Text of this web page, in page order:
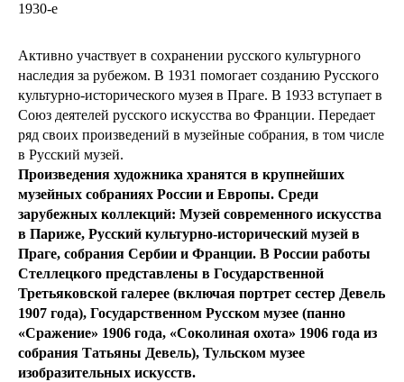
1930-е
Активно участвует в сохранении русского культурного
наследия за рубежом. В 1931 помогает созданию Русского
культурно-исторического музея в Праге. В 1933 вступает в
Союз деятелей русского искусства во Франции. Передает
ряд своих произведений в музейные собрания, в том числе
в Русский музей.
Произведения художника хранятся в крупнейших
музейных собраниях России и Европы. Среди
зарубежных коллекций: Музей современного искусства
в Париже, Русский культурно-исторический музей в
Праге, собрания Сербии и Франции. В России работы
Стеллецкого представлены в Государственной
Третьяковской галерее (включая портрет сестер Девель
1907 года), Государственном Русском музее (панно
«Сражение» 1906 года, «Соколиная охота» 1906 года из
собрания Татьяны Девель), Тульском музее
изобразительных искусств.